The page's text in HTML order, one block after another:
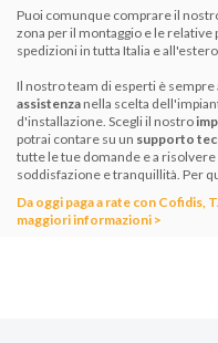
Puoi comunque comprare il
zona per il montaggio e le relative
spedizioni in tutta Italia e all'estero.
Il nostro team di esperti è
assistenza nella scelta
d'installazione. Scegli il nostro
potrai contare su un supporto
tutte le tue domande e a
soddisfazione e tranquillità. Per
Da oggi paga a rate con Cofidis,
maggiori informazioni >